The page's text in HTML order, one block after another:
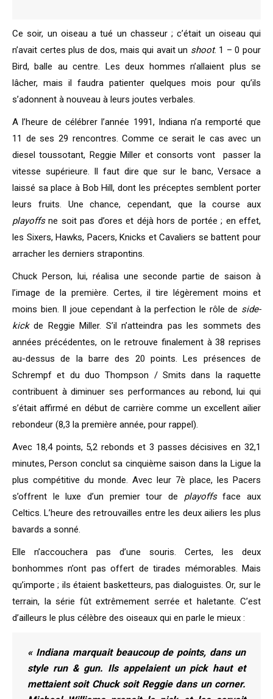
Ce soir, un oiseau a tué un chasseur ; c’était un oiseau qui
n’avait certes plus de dos, mais qui avait un shoot. 1 – 0 pour
Bird, balle au centre. Les deux hommes n’allaient plus se
lâcher, mais il faudra patienter quelques mois pour qu’ils
s’adonnent à nouveau à leurs joutes verbales.
A l’heure de célébrer l’année 1991, Indiana n’a remporté que
11 de ses 29 rencontres. Comme ce serait le cas avec un
diesel toussotant, Reggie Miller et consorts vont passer la
vitesse supérieure. Il faut dire que sur le banc, Versace a
laissé sa place à Bob Hill, dont les préceptes semblent porter
leurs fruits. Une chance, cependant, que la course aux
playoffsne soit pas d’ores et déjà hors de portée ; en effet,
les Sixers, Hawks, Pacers, Knicks et Cavaliers se battent pour
arracher les derniers strapontins.
Chuck Person, lui, réalisa une seconde partie de saison à
l’image de la première. Certes, il tire légèrement moins et
moins bien. Il joue cependant à la perfection le rôle de side-
kickde Reggie Miller. S’il n’atteindra pas les sommets des
années précédentes, on le retrouve finalement à 38 reprises
au-dessus de la barre des 20 points. Les présences de
Schrempf et du duo Thompson / Smits dans la raquette
contribuent à diminuer ses performances au rebond, lui qui
s’était affirmé en début de carrière comme un excellent ailier
rebondeur (8,3 la première année, pour rappel).
Avec 18,4 points, 5,2 rebonds et 3 passes décisives en 32,1
minutes, Person conclut sa cinquième saison dans la Ligue la
plus compétitive du monde. Avec leur 7è place, les Pacers
s’offrent le luxe d’un premier tour de playoffsface aux
Celtics. L’heure des retrouvailles entre les deux ailiers les plus
bavards a sonné.
Elle n’accouchera pas d’une souris. Certes, les deux
bonhommes n’ont pas offert de tirades mémorables. Mais
qu’importe ; ils étaient basketteurs, pas dialoguistes. Or, sur le
terrain, la série fût extrêmement serrée et haletante. C’est
d’ailleurs le plus célèbre des oiseaux qui en parle le mieux :
« Indiana marquait beaucoup de points, dans un
style run & gun. Ils appelaient un pick haut et
mettaient soit Chuck soit Reggie dans un corner.